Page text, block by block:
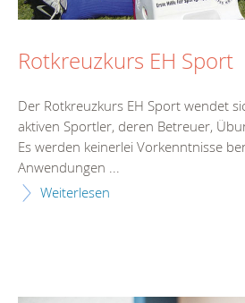
Rotkreuzkurs EH Sport
Der Rotkreuzkurs EH Sport wendet
aktiven Sportler, deren Betreuer,
Es werden keinerlei Vorkenntnisse
Anwendungen ...
Weiterlesen